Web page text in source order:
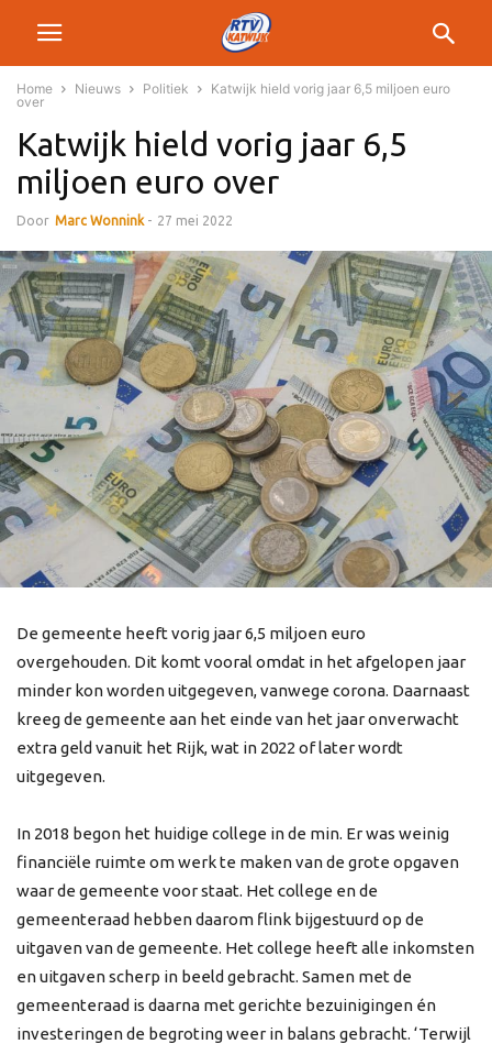
Home Nieuws Politiek
Katwijk hield vorig jaar 6,5 miljoen euro
over
Katwijk hield vorig jaar 6,5
miljoen euro over
Door Marc Wonnink - 27 mei 2022
De gemeente heeft vorig jaar 6,5 miljoen euro
overgehouden. Dit komt vooral omdat in het afgelopen jaar
minder kon worden uitgegeven, vanwege corona. Daarnaast
kreeg de gemeente aan het einde van het jaar onverwacht
extra geld vanuit het Rijk, wat in 2022 of later wordt
uitgegeven.
In 2018 begon het huidige college in de min. Er was weinig
financiële ruimte om werk te maken van de grote opgaven
waar de gemeente voor staat. Het college en de
gemeenteraad hebben daarom flink bijgestuurd op de
uitgaven van de gemeente. Het college heeft alle inkomsten
en uitgaven scherp in beeld gebracht. Samen met de
gemeenteraad is daarna met gerichte bezuinigingen én
investeringen de begroting weer in balans gebracht. ‘Terwijl